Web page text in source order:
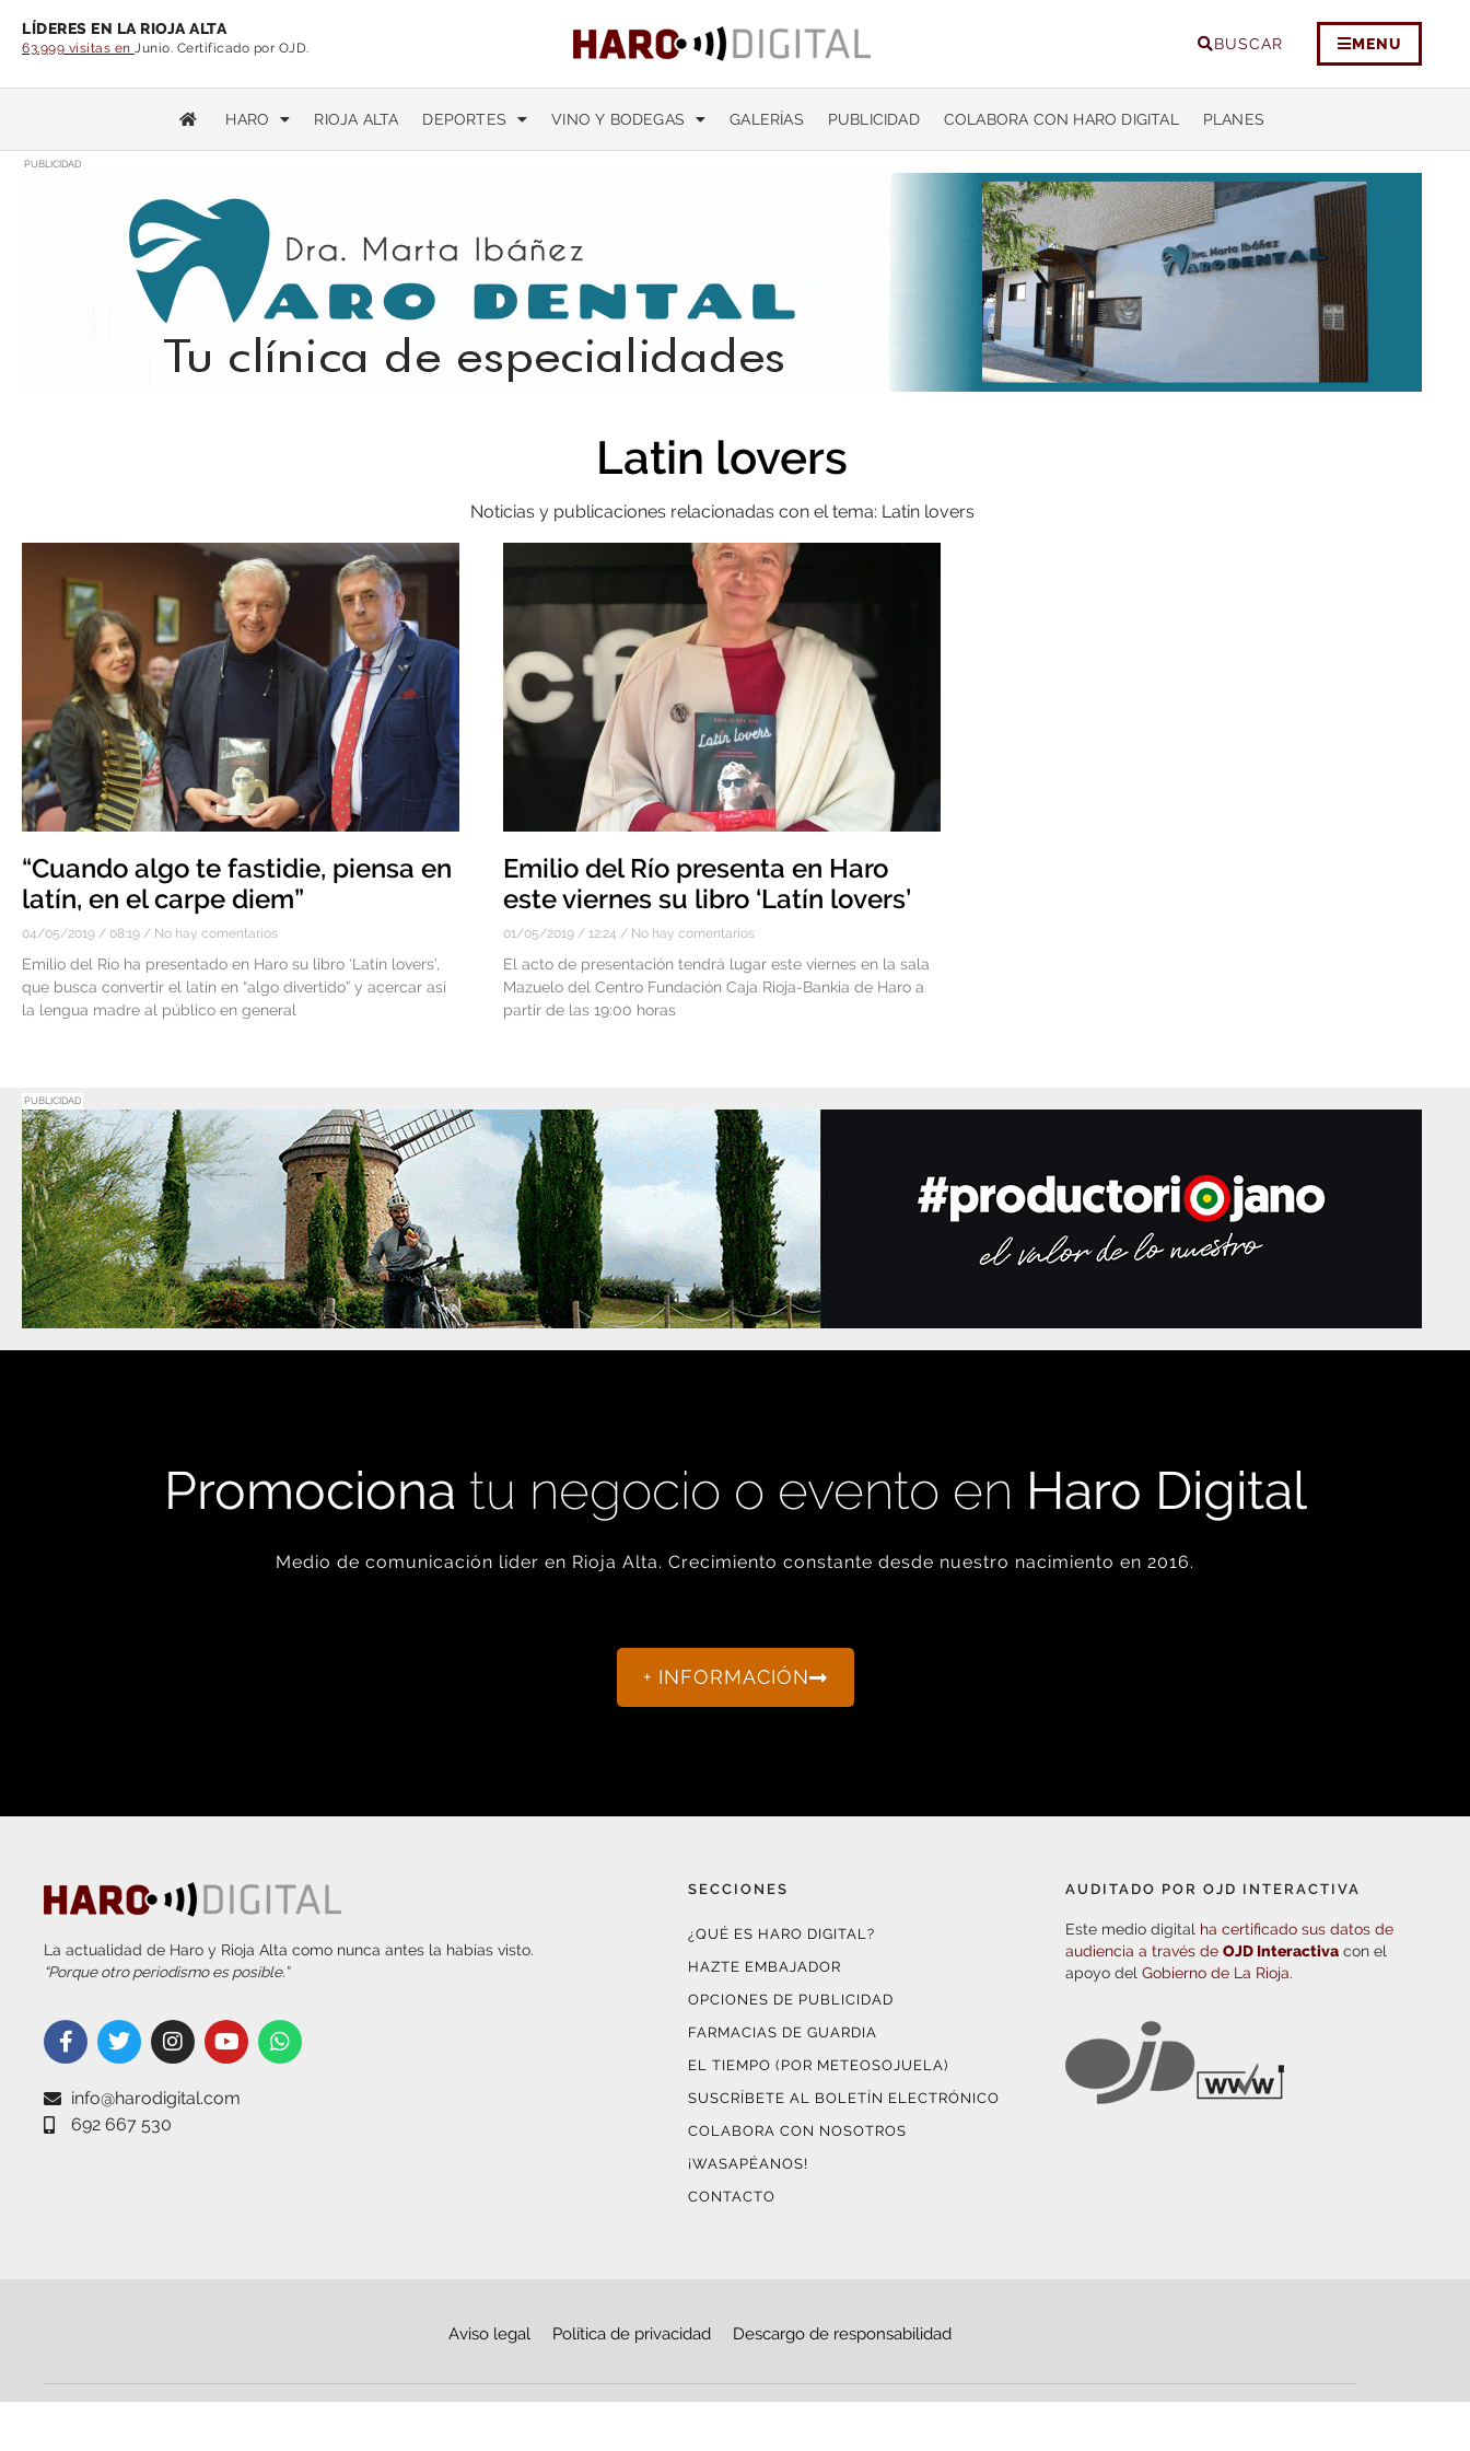
LÍDERES EN LA RIOJA ALTA
63.999 visitas en Junio. Certificado por OJD. BUSCAR MENU
HARO RIOJA ALTA DEPORTES VINO Y BODEGAS GALERÍAS PUBLICIDAD COLABORA CON HARO DIGITAL PLANES
PUBLICIDAD
Latin lovers
Noticias y publicaciones relacionadas con el tema: Latin lovers
“Cuando algo te fastidie, piensa en
latín, en el carpe diem”
04/05/2019 08:19 No hay comentarios
Emilio del Río ha presentado en Haro su libro ‘Latín lovers’,
que busca convertir el latín en “algo divertido” y acercar así
la lengua madre al público en general
Emilio del Río presenta en Haro
este viernes su libro ‘Latín lovers’
01/05/2019 12:24 No hay comentarios
El acto de presentación tendrá lugar este viernes en la sala
Mazuelo del Centro Fundación Caja Rioja-Bankia de Haro a
partir de las 19:00 horas
PUBLICIDAD
Promociona tu negocio o evento en Haro Digital
Medio de comunicación líder en Rioja Alta. Crecimiento constante desde nuestro nacimiento en 2016.
+ INFORMACIÓN
La actualidad de Haro y Rioja Alta como nunca antes la habías visto.
“Porque otro periodismo es posible.”
info@harodigital.com
692 667 530
SECCIONES
¿QUÉ ES HARO DIGITAL?
HAZTE EMBAJADOR
OPCIONES DE PUBLICIDAD
FARMACIAS DE GUARDIA
EL TIEMPO (POR METEOSOJUELA)
SUSCRÍBETE AL BOLETÍN ELECTRÓNICO
COLABORA CON NOSOTROS
¡WASAPÉANOS!
CONTACTO
AUDITADO POR OJD INTERACTIVA
Este medio digital ha certificado sus datos de
audiencia a través deOJD Interactiva con el
apoyo delGobierno de La Rioja.
Aviso legal Política de privacidad Descargo de responsabilidad